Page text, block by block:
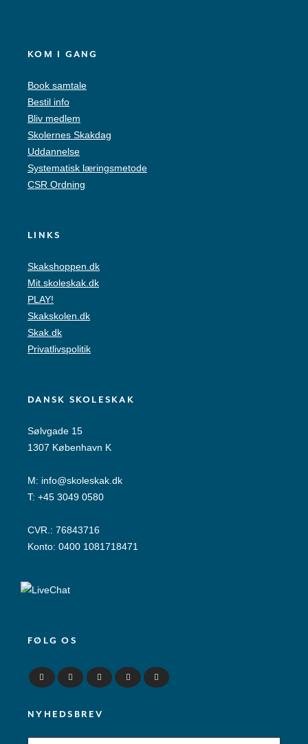
KOM I GANG
Book samtale
Bestil info
Bliv medlem
Skolernes Skakdag
Uddannelse
Systematisk læringsmetode
CSR Ordning
LINKS
Skakshoppen.dk
Mit.skoleskak.dk
PLAY!
Skakskolen.dk
Skak.dk
Privatlivspolitik
DANSK SKOLESKAK
Sølvgade 15
1307 København K
M: info@skoleskak.dk
T: +45 3049 0580
CVR.: 76843716
Konto: 0400 1081718471
FØLG OS
NYHEDSBREV